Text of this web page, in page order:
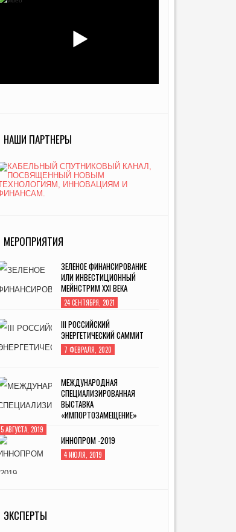
НАШИ ПАРТНЕРЫ
МЕРОПРИЯТИЯ
ЗЕЛЕНОЕ ФИНАНСИРОВАНИЕ
ИЛИ ИНВЕСТИЦИОННЫЙ
МЕЙНСТРИМ XXI ВЕКА
24 СЕНТЯБРЯ, 2021
III РОССИЙСКИЙ
ЭНЕРГЕТИЧЕСКИЙ САММИТ
7 ФЕВРАЛЯ, 2020
МЕЖДУНАРОДНАЯ
СПЕЦИАЛИЗИРОВАННАЯ
ВЫСТАВКА
«ИМПОРТОЗАМЕЩЕНИЕ»
5 АВГУСТА, 2019
ИННОПРОМ -2019
4 ИЮЛЯ, 2019
ЭКСПЕРТЫ